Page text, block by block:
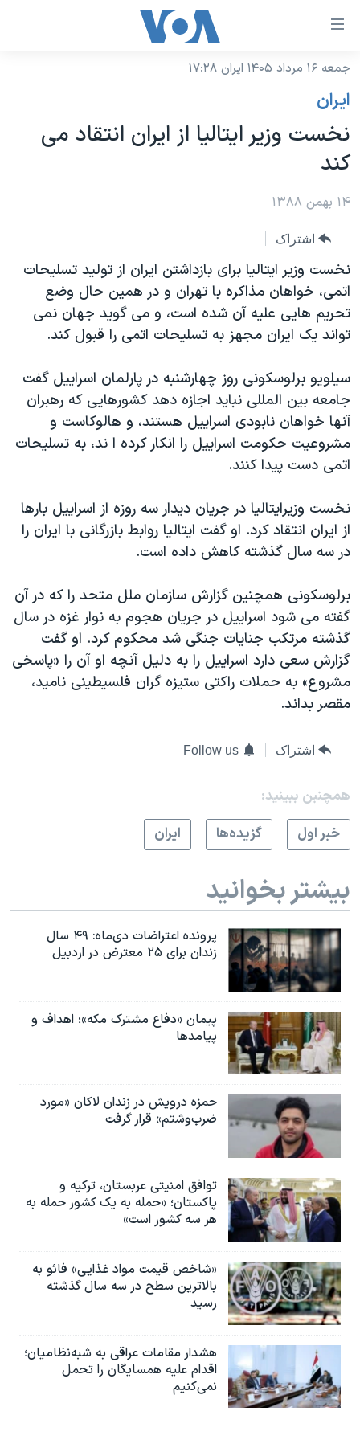
لینکهای
دسترسی
جهش
محتوای
اصلی
به
اصلی
جهش
به
جستجو
نسخه سبک وب‌سایت
موضوع ها
ایران
آمریکا
جهان
گزیده‌ها
ویژه برنامه‌ها
ویدیوها
فرهنگ و زندگی
حقوق شهروندی
اقتصادی
علم و فناوری
گالری عکس
آرشیو پخش زنده
برنامه های تلویزیونی
جدول برنامه ها
صفحه‌های ویژه
عملیات خشم حماسی
۲۵۰سالگی آمریکا
بایگانی برنامه‌های تلویزیونی
مستندها
انتخابات ریاست جمهوری آمریکا ۲۰۲۴
حمله جمهوری اسلامی به اسرائیل
رمز مهسا
اعتراضات زن، زندگی، آزادی
مجموعه مستندهای دادخواهی
دادگاه حمید نوری
چهل سال گروگان‌گیری
قانون شفافیت دارائی کادر رهبری ایران
اعتراضات مردمی آبان ۹۸
نرگس محمدی برنده جایزه نوبل صلح
سفر پرزیدنت ترامپ به چین
فرکانس‌های صدای آمریکا
پخش رادیویی
یادگیری زبان انگلیسی
دنبال کنید
جمعه ۱۶ مرداد ۱۴۰۵ ایران ۱۷:۲۸
ايران
نخست وزیر ایتالیا از ایران انتقاد می
کند
۱۴ بهمن ۱۳۸۸
اشتراک
نخست وزیر ایتالیا برای بازداشتن ایران از تولید تسلیحات
اتمی، خواهان مذاکره با تهران و در همین حال وضع
تحریم هایی علیه آن شده است، و می گوید جهان نمی
تواند یک ایران مجهز به تسلیحات اتمی را قبول کند.
سیلویو برلوسکونی روز چهارشنبه در پارلمان اسراییل گفت
جامعه بین المللی نباید اجازه دهد کشورهایی که رهبران
آنها خواهان نابودی اسراییل هستند، و هالوکاست و
مشروعیت حکومت اسراییل را انکار کرده ا ند، به تسلیحات
اتمی دست پیدا کنند.
نخست وزیرایتالیا در جریان دیدار سه روزه از اسراییل بارها
از ایران انتقاد کرد. او گفت ایتالیا روابط بازرگانی با ایران را
در سه سال گذشته کاهش داده است.
برلوسکونی همچنین گزارش سازمان ملل متحد را که در آن
گفته می شود اسراییل در جریان هجوم به نوار غزه در سال
گذشته مرتکب جنایات جنگی شد محکوم کرد. او گفت
گزارش سعی دارد اسراییل را به دلیل آنچه او آن را «پاسخی
مشروع» به حملات راکتی ستیزه گران فلسیطینی نامید،
مقصر بداند.
اشتراک Follow us
همچنبن ببینید:
خبر اول
گزيده‌ها ايران
بیشتر بخوانید
پرونده اعتراضات دی‌ماه: ۴۹ سال
زندان برای ۲۵ معترض در اردبیل
پیمان «دفاع مشترک مکه»؛ اهداف و
پیامدها
حمزه درویش در زندان لاکان «مورد
ضرب‌وشتم» قرار گرفت
توافق امنیتی عربستان، ترکیه و
پاکستان؛ «حمله به یک کشور حمله به
هر سه کشور است»
«شاخص قیمت مواد غذایی» فائو به
بالاترین سطح در سه سال گذشته
رسید
هشدار مقامات عراقی به شبه‌نظامیان؛
اقدام علیه همسایگان را تحمل
نمی‌کنیم